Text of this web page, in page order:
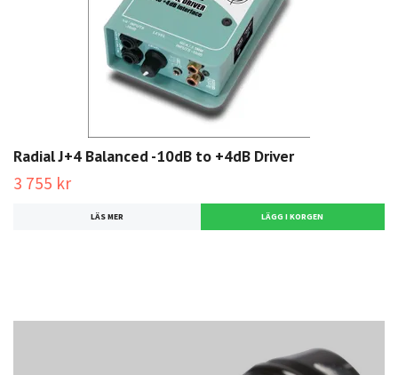
Radial J+4 Balanced -10dB to +4dB Driver
3 755 kr
LÄS MER